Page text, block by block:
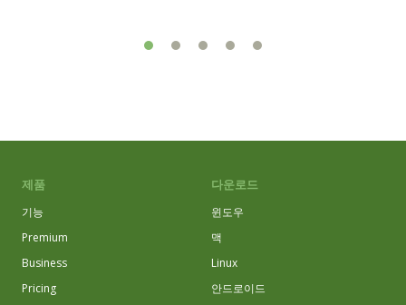
제품
기능
Premium
Business
Pricing
다운로드
윈도우
맥
Linux
안드로이드